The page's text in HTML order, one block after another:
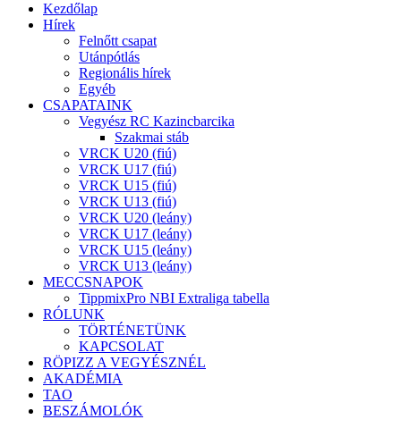
Kezdőlap
Hírek
Felnőtt csapat
Utánpótlás
Regionális hírek
Egyéb
CSAPATAINK
Vegyész RC Kazincbarcika
Szakmai stáb
VRCK U20 (fiú)
VRCK U17 (fiú)
VRCK U15 (fiú)
VRCK U13 (fiú)
VRCK U20 (leány)
VRCK U17 (leány)
VRCK U15 (leány)
VRCK U13 (leány)
MECCSNAPOK
TippmixPro NBI Extraliga tabella
RÓLUNK
TÖRTÉNETÜNK
KAPCSOLAT
RÖPIZZ A VEGYÉSZNÉL
AKADÉMIA
TAO
BESZÁMOLÓK